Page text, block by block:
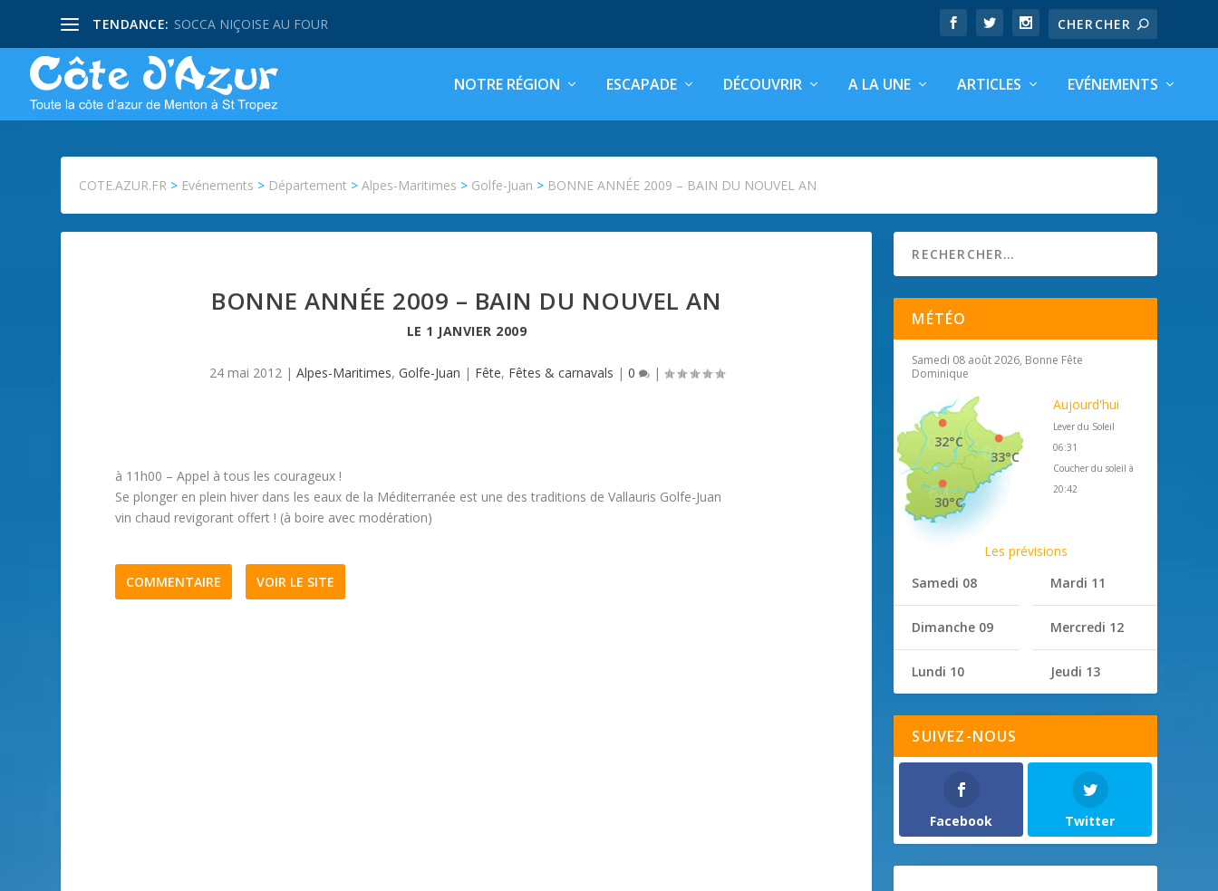
TENDANCE: SOCCA NIÇOISE AU FOUR
NOTRE RÉGION ESCAPADE DÉCOUVRIR A LA UNE ARTICLES EVÉNEMENTS
COTE.AZUR.FR > Evénements > Département >Alpes-Maritimes > Golfe-Juan > BONNE ANNÉE 2009 – BAIN DU NOUVEL AN
BONNE ANNÉE 2009 – BAIN DU NOUVEL AN
LE 1 JANVIER 2009
24 mai 2012| Alpes-Maritimes, Golfe-Juan | Fête, Fêtes & carnavals | 0 |
à 11h00 – Appel à tous les courageux !
Se plonger en plein hiver dans les eaux de la Méditerranée est une des traditions de Vallauris Golfe-Juan
vin chaud revigorant offert ! (à boire avec modération)
COMMENTAIRE VOIR LE SITE
MÉTÉO
Samedi 08 août 2026, Bonne Fête
Dominique
33°C
32°C
30°C
Aujourd'hui
Lever du Soleil
06:31
Coucher du soleil à
20:42
Les prévisions
Samedi 08
Dimanche 09
Lundi 10
Mardi 11
Mercredi 12
Jeudi 13
SUIVEZ-NOUS
Facebook Twitter